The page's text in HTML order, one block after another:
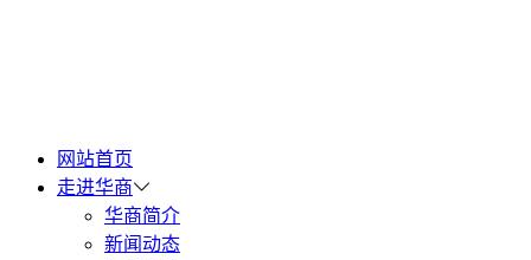
网站首页
走进华商
华商简介
新闻动态